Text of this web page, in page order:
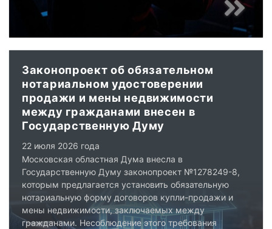
Законопроект об обязательном
нотариальном удостоверении
продажи и мены недвижимости
между гражданами внесен в
Государственную Думу
22 июля 2026 года
Московская областная Дума внесла в
Государственную Думу законопроект №1278249-8,
которым предлагается установить обязательную
нотариальную форму договоров купли-продажи и
мены недвижимости, заключаемых между
гражданами. Несоблюдение этого требования